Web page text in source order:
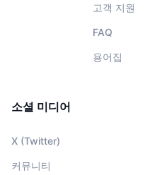
고객 지원
FAQ
용어집
소셜 미디어
X (Twitter)
커뮤니티